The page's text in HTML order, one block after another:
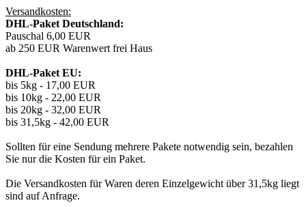
Versandkosten:
DHL-Paket Deutschland:
Pauschal 6,00 EUR
ab 250 EUR Warenwert frei Haus
DHL-Paket EU:
bis 5kg - 17,00 EUR
bis 10kg - 22,00 EUR
bis 20kg - 32,00 EUR
bis 31,5kg - 42,00 EUR
Sollten für eine Sendung mehrere Pakete notwendig sein, bezahlen
Sie nur die Kosten für ein Paket.
Die Versandkosten für Waren deren Einzelgewicht über 31,5kg liegt
sind auf Anfrage.